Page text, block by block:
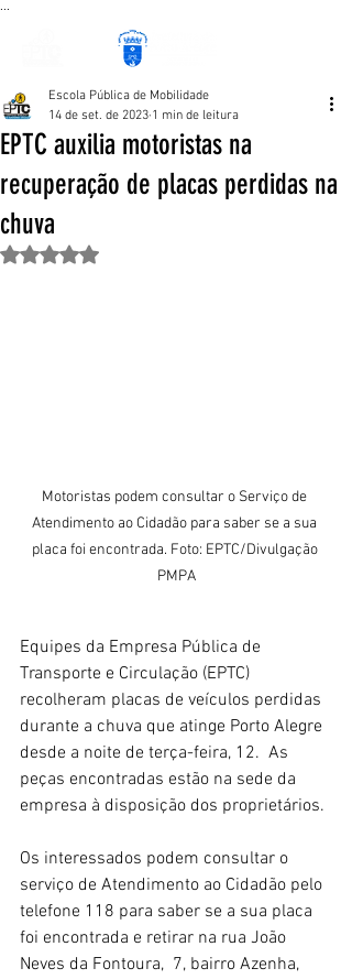
EPTC auxilia motoristas na
recuperação de placas perdidas na
chuva
Escola Pública de Mobilidade
14 de set. de 2023 1 min de leitura
Avaliado com NaN de 5 estrelas.
Motoristas podem consultar o Serviço de
Atendimento ao Cidadão para saber se a sua
placa foi encontrada. Foto: EPTC/Divulgação
PMPA
Equipes da Empresa Pública de
Transporte e Circulação (EPTC)
recolheram placas de veículos perdidas
durante a chuva que atinge Porto Alegre
desde a noite de terça-feira, 12.  As
peças encontradas estão na sede da
empresa à disposição dos proprietários.
Os interessados podem consultar o
serviço de Atendimento ao Cidadão pelo
telefone 118 para saber se a sua placa
foi encontrada e retirar na rua João
Neves da Fontoura,  7, bairro Azenha,